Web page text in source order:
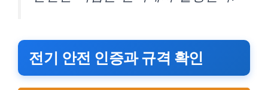
전기 안전 인증과 규격 확인